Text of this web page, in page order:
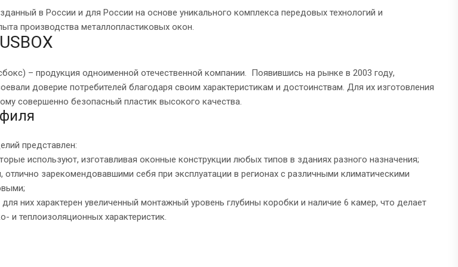
в России и для России на основе уникального комплекса передовых технологий и
производства металлопластиковых окон.
– продукция одноименной отечественной компании. Появившись на рынке в 2003 году,
доверие потребителей благодаря своим характеристикам и достоинствам. Для их изготовления
совершенно безопасный пластик высокого качества.
представлен:
используют, изготавливая оконные конструкции любых типов в зданиях разного назначения;
отлично зарекомендовавшими себя при эксплуатации в регионах с различными климатическими
них характерен увеличенный монтажный уровень глубины коробки и наличие 6 камер, что делает
и теплоизоляционных характеристик.